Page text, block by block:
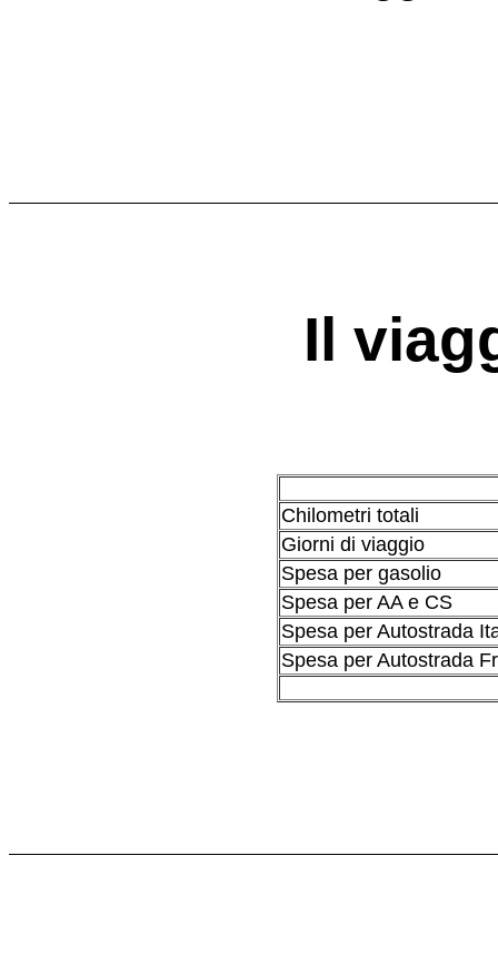
Il
Chilometri totali
Giorni di viaggio
Spesa per gasolio
Spesa per AA e CS
Spesa per Autostrada
Spesa per Autostrada